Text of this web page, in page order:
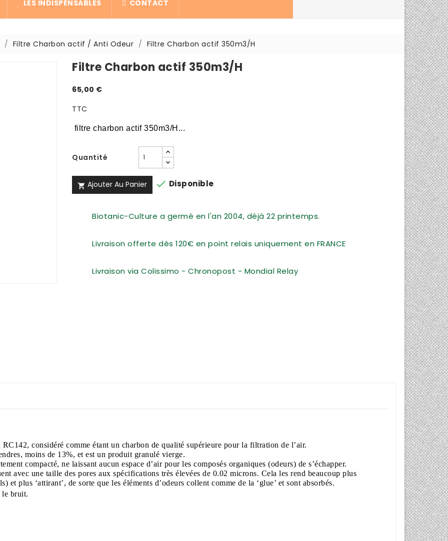
LES INDISPENSABLES CONTACT
Filtre Charbon actif / Anti Odeur Filtre Charbon actif 350m3/H
Filtre Charbon actif 350m3/H
65,00 €
TTC
filtre charbon actif 350m3/H...
Quantité
 Ajouter Au Panier  Disponible
Biotanic-Culture a germé en l'an 2004, déjà 22 printemps.
Livraison offerte dès 120€ en point relais uniquement en FRANCE
Livraison via Colissimo - Chronopost - Mondial Relay
considéré comme étant un charbon de qualité supérieure pour la filtration de l’air.
moins de 13%, et est un produit granulé vierge.
compacté, ne laissant aucun espace d’air pour les composés organiques (odeurs) de s’échapper.
avec une taille des pores aux spécifications très élevées de 0.02 microns. Cela les rend beaucoup plus
et plus ‘attirant’, de sorte que les éléments d’odeurs collent comme de la ‘glue’ et sont absorbés.
le bruit.